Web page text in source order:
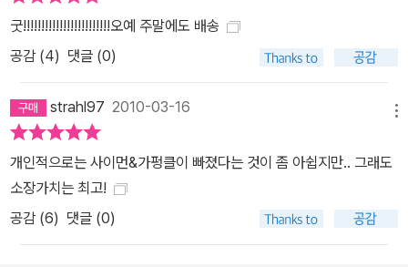
굿!!!!!!!!!!!!!!!!!!!!!!!!오예 주말에도 배송
공감 (4) 댓글 (0)
strahl97 2010-03-16
개인적으로는 사이먼&가펑클이 빠졌다는 것이 좀 아쉽지만.. 그래도
소장가치는 최고!
공감 (6) 댓글 (0)